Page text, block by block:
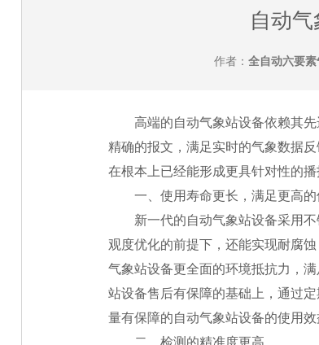
自动
作者： 全自动六要
高端的自动气象站设备依赖其先
精确的报文，满足实时的气象数据
在根本上已经能形成更具针对性的
一、使用寿命更长，满足更高的
新一代的自动气象站设备采用不
观度优化的前提下，还能实现耐腐
气象站设备更全面的环境抵抗力，
站设备售后有保障的基础上，通过
量有保障的自动气象站设备的使用
二、检测的精准度更高